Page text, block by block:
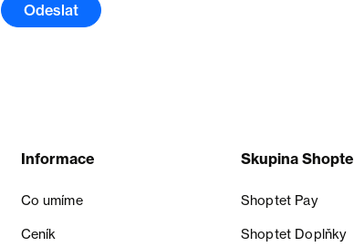
Odeslat
Informace
Co umíme
Ceník
Skupina
Shoptet Pay
Shoptet Doplňky